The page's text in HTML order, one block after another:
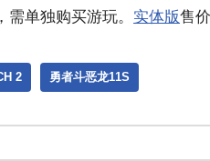
单独购买游玩。 实体版售
2 勇者斗恶龙11S